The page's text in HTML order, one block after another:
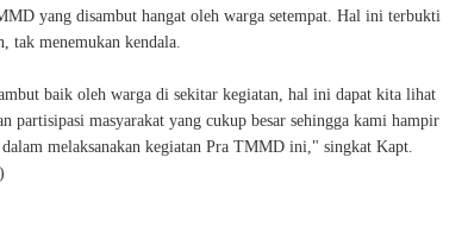
yang disambut hangat oleh warga setempat. Hal ini terbukti
tak menemukan kendala.
baik oleh warga di sekitar kegiatan, hal ini dapat kita lihat
partisipasi masyarakat yang cukup besar sehingga kami hampir
dalam melaksanakan kegiatan Pra TMMD ini," singkat Kapt.